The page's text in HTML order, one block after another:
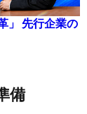
」 先行企業の
備